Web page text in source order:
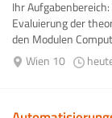
Ihr
Evaluierung der
den Modulen
Wien 10